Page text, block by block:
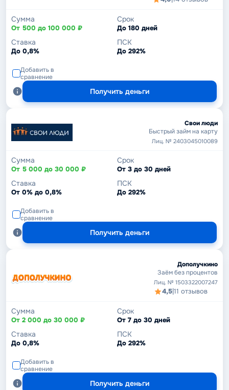
Сумма
От 500 до 100 000 ₽
Срок
До 180 дней
Ставка
До 0,8%
ПСК
До 292%
Добавить в
сравнение
Получить деньги
Свои люди
Быстрый займ на карту
Лиц. № 2403045010089
Сумма
От 5 000 до 30 000 ₽
Срок
От 3 до 30 дней
Ставка
От 0% до 0,8%
ПСК
До 292%
Добавить в
сравнение
Получить деньги
Дополучкино
Заём без процентов
Лиц. № 1503322007247
4,5|11 отзывов
Сумма
От 2 000 до 30 000 ₽
Срок
От 7 до 30 дней
Ставка
До 0,8%
ПСК
До 292%
Добавить в
сравнение
Получить деньги